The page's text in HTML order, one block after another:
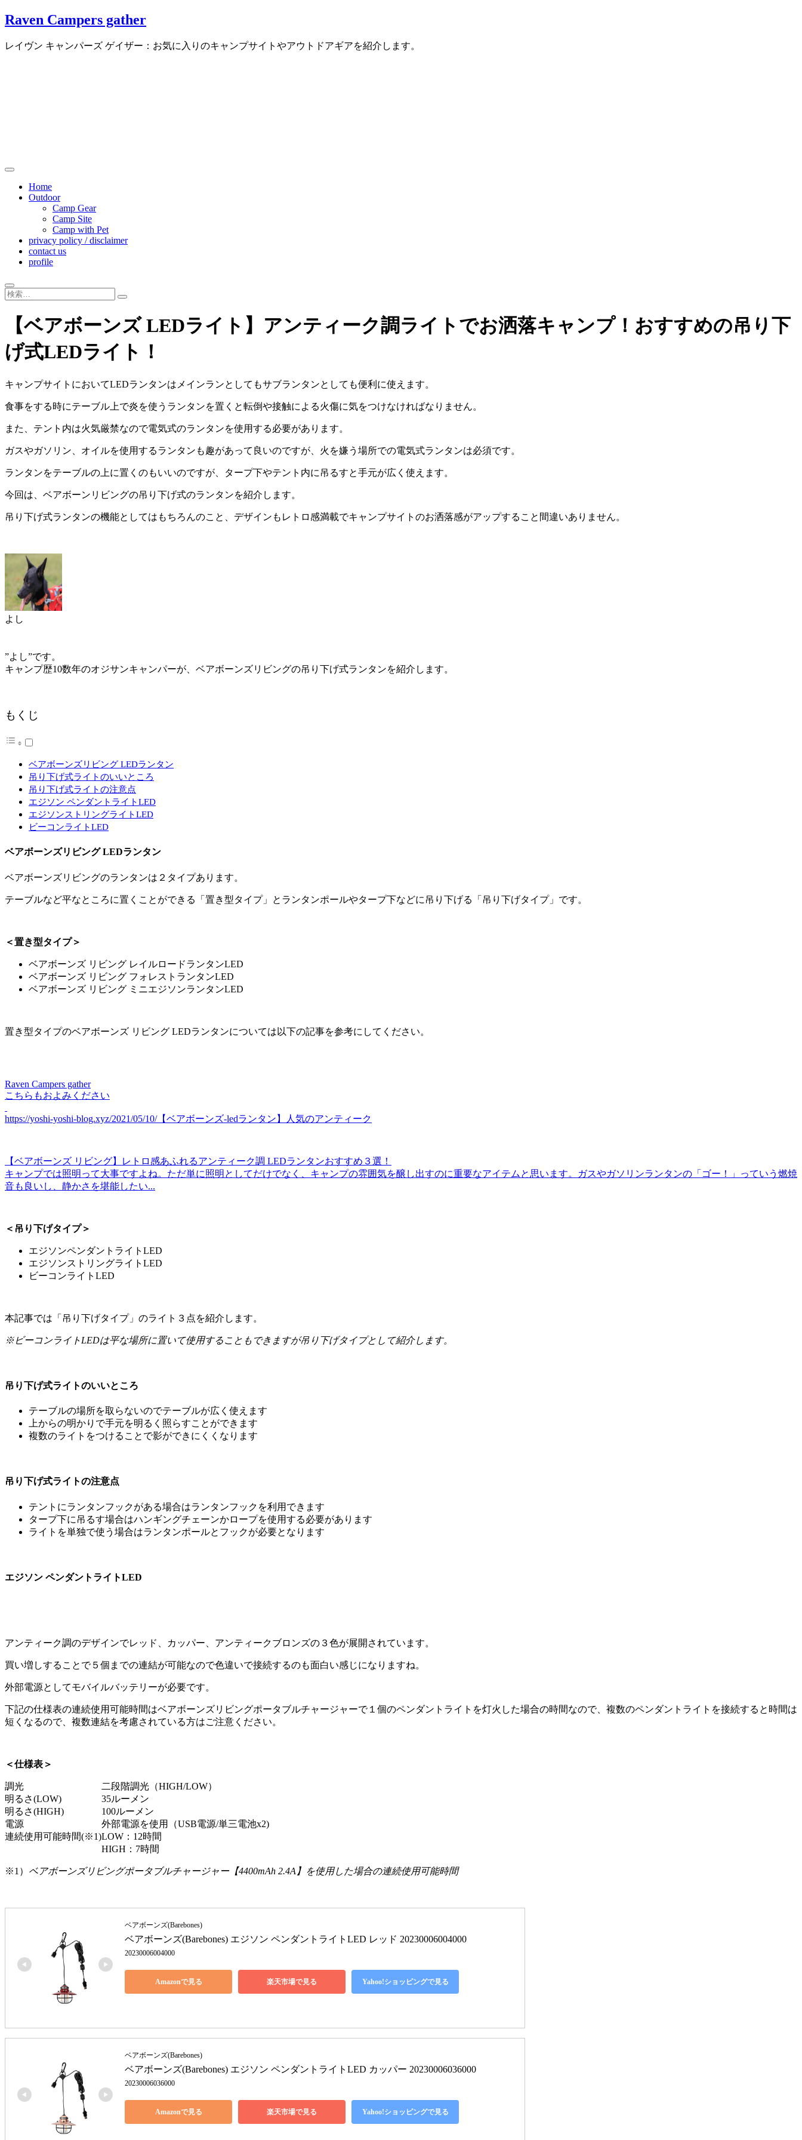
Skip
to
Raven Campers gather
レイヴン キャンパーズ ゲイザー：お気に入りのキャンプサイトやアウトドアギアを紹介します。
Home
Outdoor
Camp Gear
Camp Site
Camp with Pet
privacy policy / disclaimer
contact us
profile
【ベアボーンズ LEDライト】アンティーク調ライトでお洒落キャンプ！おすすめの吊り下
げ式LEDライト！
キャンプサイトにおいてLEDランタンはメインランとしてもサブランタンとしても便利に使えます。
食事をする時にテーブル上で炎を使うランタンを置くと転倒や接触による火傷に気をつけなければなりません。
また、テント内は火気厳禁なので電気式のランタンを使用する必要があります。
ガスやガソリン、オイルを使用するランタンも趣があって良いのですが、火を嫌う場所での電気式ランタンは必須です。
ランタンをテーブルの上に置くのもいいのですが、タープ下やテント内に吊るすと手元が広く使えます。
今回は、ベアボーンリビングの吊り下げ式のランタンを紹介します。
吊り下げ式ランタンの機能としてはもちろんのこと、デザインもレトロ感満載でキャンプサイトのお洒落感がアップすること間違いありません。
よし
”よし”です。
キャンプ歴10数年のオジサンキャンパーが、ベアボーンズリビングの吊り下げ式ランタンを紹介します。
もくじ
ベアボーンズリビング LEDランタン
吊り下げ式ライトのいいところ
吊り下げ式ライトの注意点
エジソン ペンダントライトLED
エジソンストリングライトLED
ビーコンライトLED
ベアボーンズリビング LEDランタン
ベアボーンズリビングのランタンは２タイプあります。
テーブルなど平なところに置くことができる「置き型タイプ」とランタンポールやタープ下などに吊り下げる「吊り下げタイプ」です。
＜置き型タイプ＞
ベアボーンズ リビング レイルロードランタンLED
ベアボーンズ リビング フォレストランタンLED
ベアボーンズ リビング ミニエジソンランタンLED
置き型タイプのベアボーンズ リビング LEDランタンについては以下の記事を参考にしてください。
Raven Campers gather
こちらもおよみください
https://yoshi-yoshi-blog.xyz/2021/05/10/【ベアボーンズ-ledランタン】人気のアンティーク
【ベアボーンズ リビング】レトロ感あふれるアンティーク調 LEDランタンおすすめ３選！
キャンプでは照明って大事ですよね。ただ単に照明としてだけでなく、キャンプの雰囲気を醸し出すのに重要なアイテムと思います。ガスやガソリンランタンの「ゴー！」っていう燃焼
音も良いし、静かさを堪能したい...
＜吊り下げタイプ＞
エジソンペンダントライトLED
エジソンストリングライトLED
ビーコンライトLED
本記事では「吊り下げタイプ」のライト３点を紹介します。
※ビーコンライトLEDは平な場所に置いて使用することもできますが吊り下げタイプとして紹介します。
吊り下げ式ライトのいいところ
テーブルの場所を取らないのでテーブルが広く使えます
上からの明かりで手元を明るく照らすことができます
複数のライトをつけることで影ができにくくなります
吊り下げ式ライトの注意点
テントにランタンフックがある場合はランタンフックを利用できます
タープ下に吊るす場合はハンギングチェーンかロープを使用する必要があります
ライトを単独で使う場合はランタンポールとフックが必要となります
エジソン ペンダントライトLED
アンティーク調のデザインでレッド、カッパー、アンティークブロンズの３色が展開されています。
買い増しすることで５個までの連結が可能なので色違いで接続するのも面白い感じになりますね。
外部電源としてモバイルバッテリーが必要です。
下記の仕様表の連続使用可能時間はベアボーンズリビングポータブルチャージャーで１個のペンダントライトを灯火した場合の時間なので、複数のペンダントライトを接続すると時間は
短くなるので、複数連結を考慮されている方はご注意ください。
＜仕様表＞
調光
二段階調光（HIGH/LOW）
明るさ(LOW)
35ルーメン
明るさ(HIGH)
100ルーメン
電源
外部電源を使用（USB電源/単三電池x2)
連続使用可能時間(※1)LOW：12時間
HIGH：7時間
※1） ベアボーンズリビングポータブルチャージャー【4400mAh 2.4A】を使用した場合の連続使用可能時間
ベアボーンズ(Barebones)
ベアボーンズ(Barebones) エジソン ペンダントライトLED レッド 20230006004000
20230006004000
Amazonで見る 楽天市場で見る Yahoo!ショッピングで見る
ベアボーンズ(Barebones)
ベアボーンズ(Barebones) エジソン ペンダントライトLED カッパー 20230006036000
20230006036000
Amazonで見る 楽天市場で見る Yahoo!ショッピングで見る